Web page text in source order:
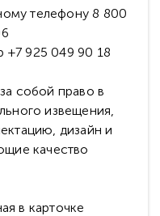
телефону 8 800
+7 925 049 90 18
собой право в
извещения,
дизайн и
качество
в карточке